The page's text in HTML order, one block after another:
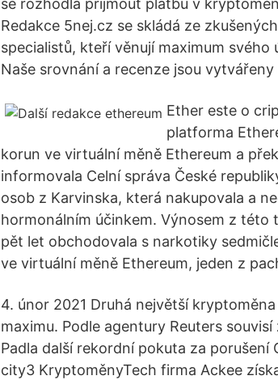
se rozhodla přijmout platbu v
Redakce 5nej.cz se skládá ze
specialistů, kteří věnují maximum
Naše srovnání a recenze jsou
Ether este o
platforma
korun ve virtuální měně Ethereum a
informovala Celní správa České
osob z Karvinska, která nakupovala a
hormonálním účinkem. Výnosem z
pět let obchodovala s narkotiky
ve virtuální měně Ethereum, jeden z
4. únor 2021 Druhá největší
maximu. Podle agentury Reuters
Padla další rekordní pokuta za porušení
city3 KryptoměnyTech firma Ackee